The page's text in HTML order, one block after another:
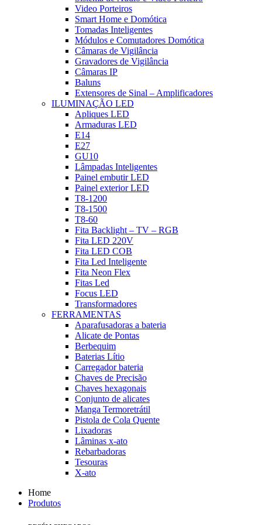
Video Porteiros
Smart Home e Domótica
Tomadas Inteligentes
Módulos e Comutadores Domótica
Câmaras de Vigilância
Gravadores de Vigilância
Câmaras IP
Baluns
Extensores de Sinal – Amplificadores
ILUMINAÇÃO LED
Apliques LED
Armaduras LED
E14
E27
GU10
Lâmpadas Inteligentes
Painel embutir LED
Painel exterior LED
T8-1200
T8-1500
T8-60
Fita Backlight – TV – RGB
Fita LED 220V
Fita LED COB
Fita Led Inteligente
Fita Neon Flex
Fitas Led
Focus LED
Transformadores
FERRAMENTAS
Aparafusadoras a bateria
Alicate de Pontas
Berbequim
Baterias Lítio
Carregador bateria
Chaves de Precisão
Chaves hexagonais
Conjunto de alicates
Manga Termoretrátil
Pistola de Cola Quente
Lixadoras
Lâminas x-ato
Rebarbadoras
Tesouras
X-ato
Home
Produtos